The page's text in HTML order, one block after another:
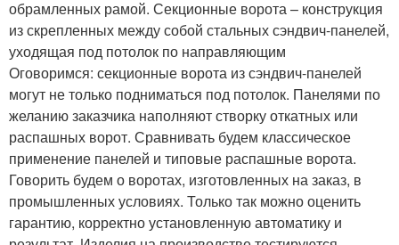
обрамленных рамой. Секционные ворота – конструкция
из скрепленных между собой стальных сэндвич-панелей,
уходящая под потолок по направляющим
Оговоримся: секционные ворота из сэндвич-панелей
могут не только подниматься под потолок. Панелями по
желанию заказчика наполняют створку откатных или
распашных ворот. Сравнивать будем классическое
применение панелей и типовые распашные ворота.
Говорить будем о воротах, изготовленных на заказ, в
промышленных условиях. Только так можно оценить
гарантию, корректно установленную автоматику и